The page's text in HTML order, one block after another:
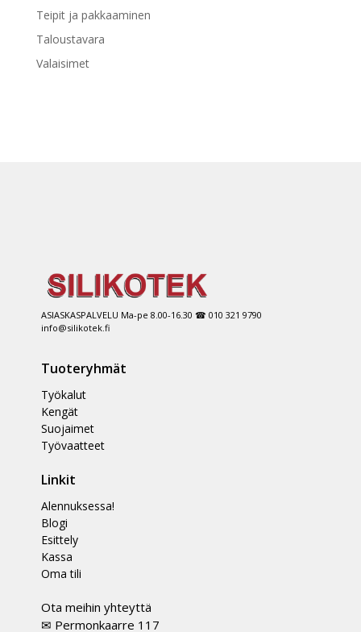
Teipit ja pakkaaminen
Taloustavara
Valaisimet
ASIASKASPALVELU Ma-pe 8.00-16.30 ☎ 010 321 9790
info@silikotek.fi
Tuoteryhmät
Työkalut
Kengät
Suojaimet
Työvaatteet
Linkit
Alennuksessa!
Blogi
Esittely
Kassa
Oma tili
Ota meihin yhteyttä
✉ Permonkaarre 117